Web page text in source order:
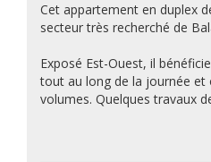
Cet appartement en duplex
secteur très recherché de
Exposé Est-Ouest, il
tout au long de la journée et
volumes. Quelques travaux